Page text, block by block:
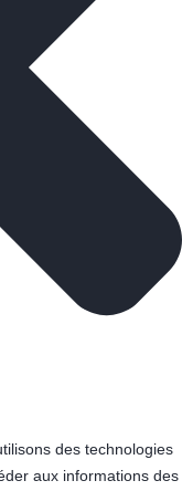
des technologies
aux informations des